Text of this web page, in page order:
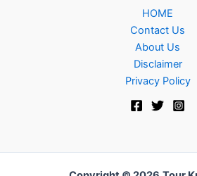
HOME
Contact Us
About Us
Disclaimer
Privacy Policy